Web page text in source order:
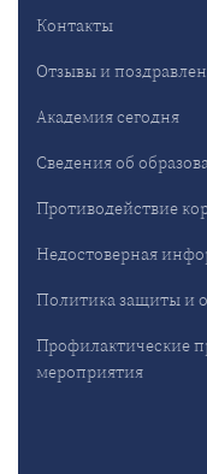
Контакты
Отзывы и
Академия сегодня
Сведения об
Противодействие
Недостоверная
Политика защиты и
Профилактические
мероприятия